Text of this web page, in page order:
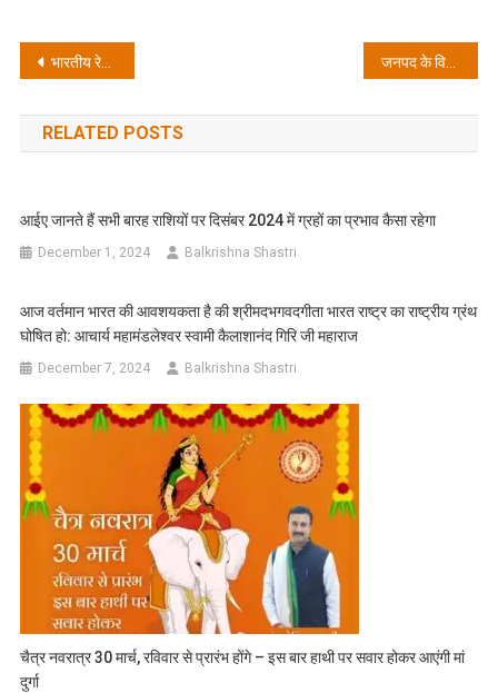
Post
navigation
भारतीय रेडक्रॉस समिति उत्तराखंड के तत्वाधान में उत्तराखंड राज्य स्तरीय जूनियर रेडक्रॉस कैंप का आयोजन जनपद के विभिन्न कार्यालय में डीएम की अचानक छापेमारी से मचा हडकंप
RELATED POSTS
आईए जानते हैं सभी बारह राशियों पर दिसंबर 2024 में ग्रहों का प्रभाव कैसा रहेगा
December 1, 2024 Balkrishna Shastri
आज वर्तमान भारत की आवशयकता है की श्रीमदभगवदगीता भारत राष्ट्र का राष्ट्रीय ग्रंथ
घोषित हो: आचार्य महामंडलेश्वर स्वामी कैलाशानंद गिरि जी महाराज
December 7, 2024 Balkrishna Shastri
चैत्र नवरात्र 30 मार्च, रविवार से प्रारंभ होंगे – इस बार हाथी पर सवार होकर आएंगी मां
दुर्गा